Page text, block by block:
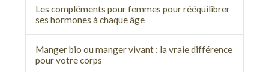
Les compléments pour femmes pour rééquilibrer
ses hormones à chaque âge
Manger bio ou manger vivant : la vraie différence
pour votre corps